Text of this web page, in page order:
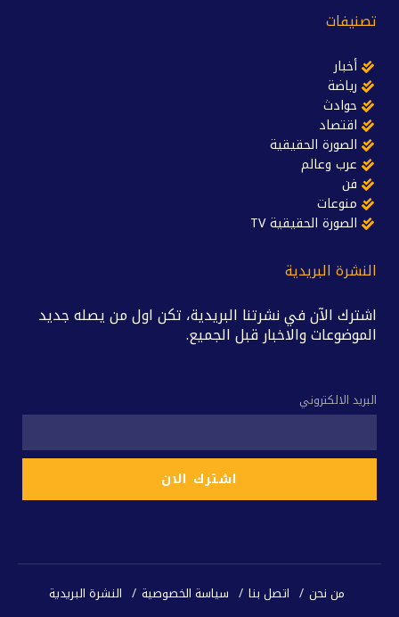
تصنيفات
أخبار
رياضة
حوادث
اقتصاد
الصورة الحقيقية
عرب وعالم
فن
منوعات
الصورة الحقيقية TV
النشرة البريدية
اشترك الآن في نشرتنا البريدية، تكن اول من يصله جديد
الموضوعات والاخبار قبل الجميع.
البريد الالكتروني
من نحن اتصل بنا سياسة الخصوصية النشرة البريدية